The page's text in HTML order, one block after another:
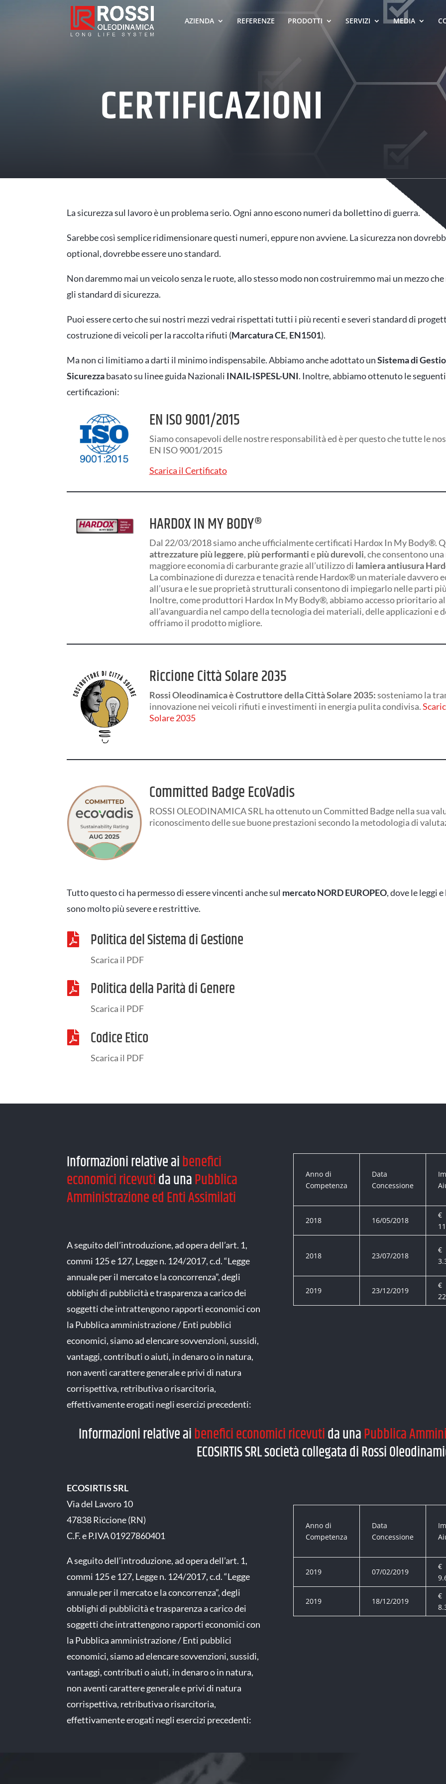
AZIENDA REFERENZE PRODOTTI SERVIZI MEDIA
CERTIFICAZIONI
La sicurezza sul lavoro è un problema serio. Ogni anno escono numeri da bollettino di guerra.
Sarebbe così semplice ridimensionare questi numeri, eppure non avviene. La sicurezza non
optional, dovrebbe essere uno standard.
Non daremmo mai un veicolo senza le ruote, allo stesso modo non costruiremmo mai un mezzo
gli standard di sicurezza.
Puoi essere certo che sui nostri mezzi vedrai rispettati tutti i più recenti e severi standard di
costruzione di veicoli per la raccolta rifiuti (Marcatura CE, EN1501).
Ma non ci limitiamo a darti il minimo indispensabile. Abbiamo anche adottato unSistema di
Sicurezzabasato su linee guida Nazionali INAIL-ISPESL-UNI. Inoltre, abbiamo ottenuto le seguenti
certificazioni:
EN ISO 9001/2015
Siamo consapevoli delle nostre responsabilità ed è per questo che tutte le
EN ISO 9001/2015
Scarica il Certificato
HARDOX IN MY BODY®
Dal 22/03/2018 siamo anche ufficialmente certificati Hardox In My Body®.
attrezzature più leggere, più performantiepiù durevoli, che consentono
maggiore economia di carburante grazie all’utilizzo di lamiera antiusura
La combinazione di durezza e tenacità rende Hardox® un materiale davvero
all’usura e le sue proprietà strutturali consentono di impiegarlo nelle parti
Inoltre, come produttori Hardox In My Body®, abbiamo accesso prioritario
all’avanguardia nel campo della tecnologia dei materiali, delle applicazioni
offriamo il prodotto migliore.
Riccione Città Solare 2035
Rossi Oleodinamica è Costruttore della Città Solare 2035:sosteniamo la
innovazione nei veicoli rifiuti e investimenti in energia pulita condivisa.
Solare 2035
Committed Badge EcoVadis
ROSSI OLEODINAMICA SRL ha ottenuto un Committed Badge nella sua
riconoscimento delle sue buone prestazioni secondo la metodologia di
Tutto questo ci ha permesso di essere vincenti anche sul mercato NORD EUROPEO, dove le leggi
sono molto più severe e restrittive.
 Politica del Sistema di Gestione
Scarica il PDF
 Politica della Parità di Genere
Scarica il PDF
 Codice Etico
Scarica il PDF
Informazioni relative aibenefici
economici ricevutida unaPubblica
Amministrazione ed Enti Assimilati
A seguito dell’introduzione, ad opera dell’art. 1,
commi 125 e 127, Legge n. 124/2017, c.d. “Legge
annuale per il mercato e la concorrenza”, degli
obblighi di pubblicità e trasparenza a carico dei
soggetti che intrattengono rapporti economici con
la Pubblica amministrazione / Enti pubblici
economici, siamo ad elencare sovvenzioni, sussidi,
vantaggi, contributi o aiuti, in denaro o in natura,
non aventi carattere generale e privi di natura
corrispettiva, retributiva o risarcitoria,
effettivamente erogati negli esercizi precedenti:
Anno di
Competenza
Data
Concessione
2018 16/05/2018
€
2018 23/07/2018
€
2019 23/12/2019
€
Informazioni relative aibenefici economici ricevutida unaPubblica
ECOSIRTIS SRL società collegata di Rossi
ECOSIRTIS SRL
Via del Lavoro 10
47838 Riccione (RN)
C.F. e P.IVA 01927860401
A seguito dell’introduzione, ad opera dell’art. 1,
commi 125 e 127, Legge n. 124/2017, c.d. “Legge
annuale per il mercato e la concorrenza”, degli
obblighi di pubblicità e trasparenza a carico dei
soggetti che intrattengono rapporti economici con
la Pubblica amministrazione / Enti pubblici
economici, siamo ad elencare sovvenzioni, sussidi,
vantaggi, contributi o aiuti, in denaro o in natura,
non aventi carattere generale e privi di natura
corrispettiva, retributiva o risarcitoria,
effettivamente erogati negli esercizi precedenti:
Anno di
Competenza
Data
Concessione
2019 07/02/2019
€
2019 18/12/2019
€